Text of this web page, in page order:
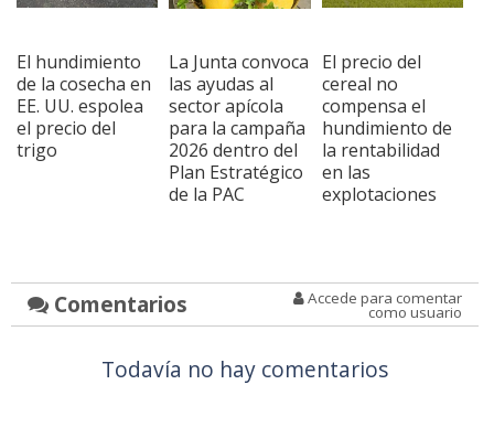
El hundimiento
de la cosecha en
EE. UU. espolea
el precio del
trigo
La Junta convoca
las ayudas al
sector apícola
para la campaña
2026 dentro del
Plan Estratégico
de la PAC
El precio del
cereal no
compensa el
hundimiento de
la rentabilidad
en las
explotaciones
Comentarios Accede para comentar
como usuario
Todavía no hay comentarios